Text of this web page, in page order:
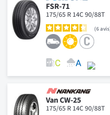
FSR-71
175/65 R 14C 90/88T
6avis
Van CW-25
175/65 R 14C 90/88T